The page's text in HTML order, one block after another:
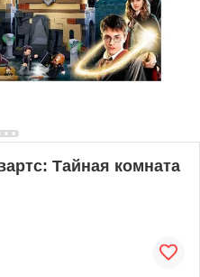
Тайная комната